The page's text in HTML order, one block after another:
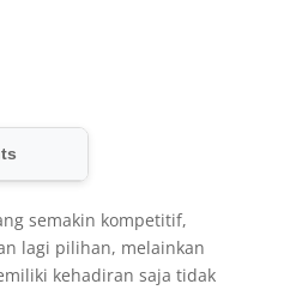
semakin kompetitif,
lagi pilihan, melainkan
kehadiran saja tidak